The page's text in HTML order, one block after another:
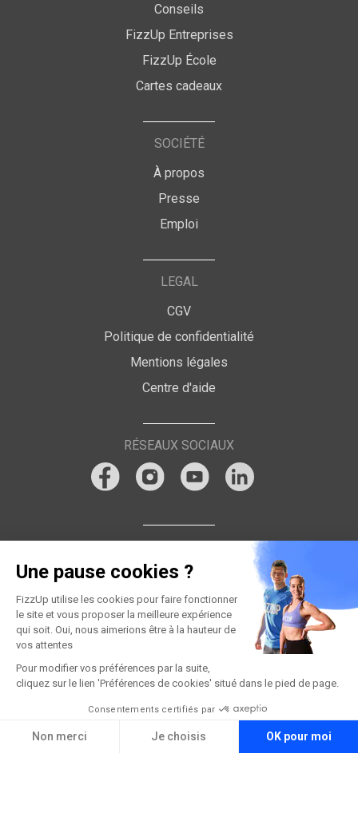
Conseils
FizzUp Entreprises
FizzUp École
Cartes cadeaux
SOCIÉTÉ
À propos
Presse
Emploi
LEGAL
CGV
Politique de confidentialité
Mentions légales
Centre d'aide
RÉSEAUX SOCIAUX
Une pause cookies ?
FizzUp utilise les cookies pour faire fonctionner
le site et vous proposer la meilleure expérience
qui soit. Oui, nous aimerions être à la hauteur de
vos attentes
Pour modifier vos préférences par la suite,
cliquez sur le lien 'Préférences de cookies' situé dans le pied de page.
Consentements certifiés par
Non merci Je choisis OK pour moi